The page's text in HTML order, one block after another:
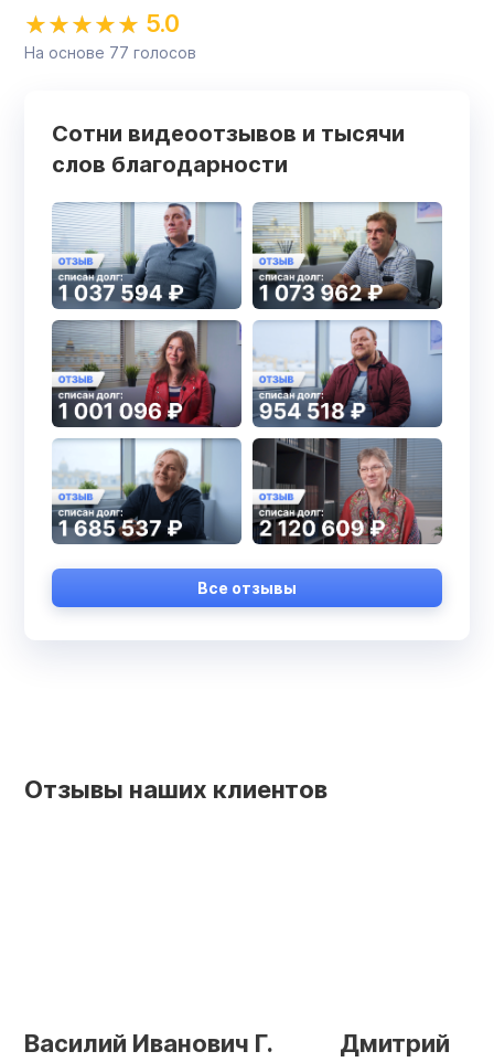
5.0
На основе 77 голосов
Сотни видеоотзывов и тысячи
слов благодарности
Все отзывы
Отзывы наших клиентов
Василий Иванович Г. Дмитрий